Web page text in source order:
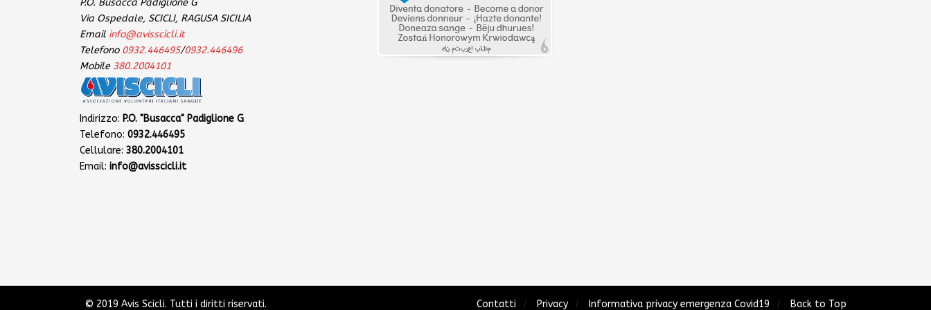
Via Ospedale, SCICLI, RAGUSA SICILIA
Email info@avisscicli.it
Telefono 0932.446495/0932.446496
Mobile 380.2004101
Indirizzo: P.O. "Busacca" Padiglione G
Telefono: 0932.446495
Cellulare: 380.2004101
Email: info@avisscicli.it
© 2019 Avis Scicli. Tutti i diritti riservati. Contatti Privacy Informativa privacy emergenza Covid19 Back to Top